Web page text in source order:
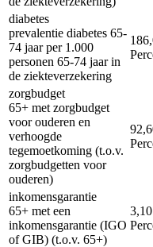
diabetes
prevalentie diabetes 65-
74 jaar per 1.000
personen 65-74 jaar in
de ziekteverzekering
zorgbudget
65+ met zorgbudget
voor ouderen en
verhoogde
tegemoetkoming (t.o.v.
zorgbudgetten voor
ouderen)
inkomensgarantie
65+ met een
inkomensgarantie (IGO
of GIB) (t.o.v. 65+)
3,10